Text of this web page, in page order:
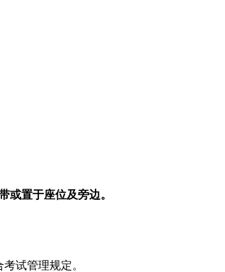
或置于座位及旁边。
试管理规定。